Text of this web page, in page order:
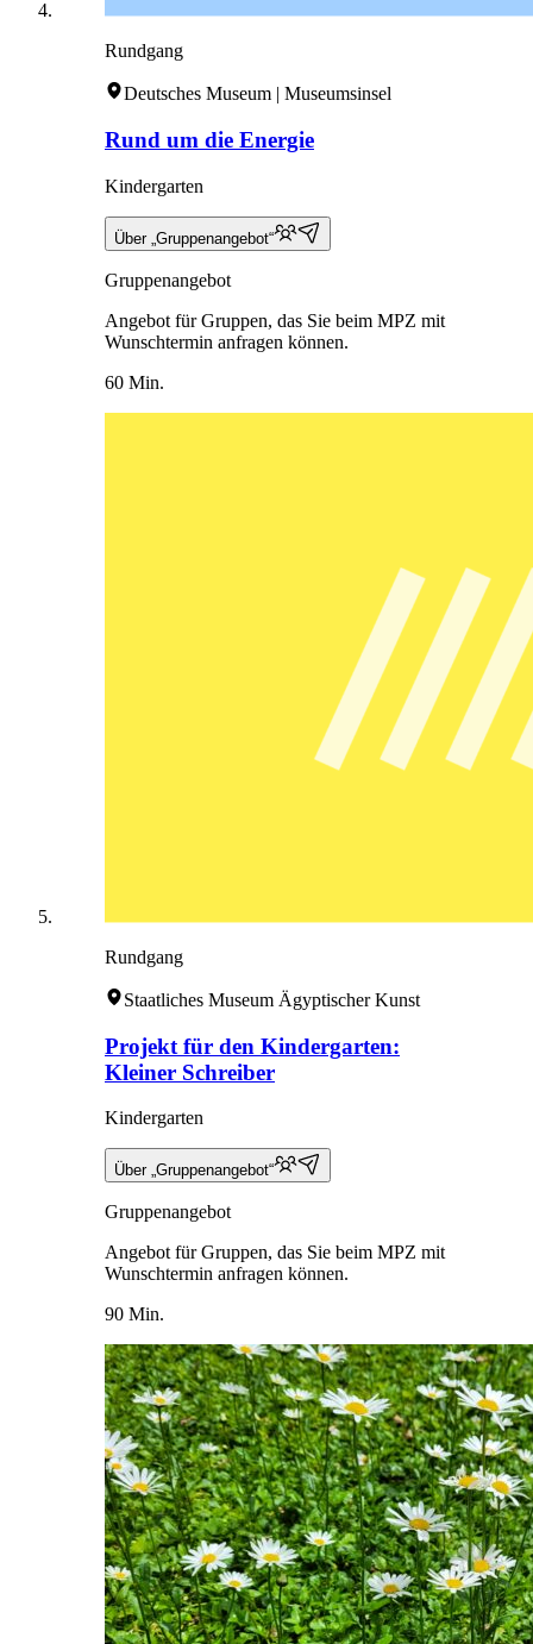
Rundgang
Deutsches Museum | Museumsinsel
Rund um die Energie
Kindergarten
Über „Gruppenangebot“
Gruppenangebot
Angebot für Gruppen, das Sie beim MPZ mit
Wunschtermin anfragen können.
60 Min.
Rundgang
Staatliches Museum Ägyptischer Kunst
Projekt für den Kindergarten:
Kleiner Schreiber
Kindergarten
Über „Gruppenangebot“
Gruppenangebot
Angebot für Gruppen, das Sie beim MPZ mit
Wunschtermin anfragen können.
90 Min.